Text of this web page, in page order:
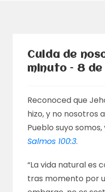
Cuida de
minuto – 8
Reconoced que
hizo, y no nosotros
Pueblo suyo
Salmos 100:3.
“La vida natural es
tras momento por